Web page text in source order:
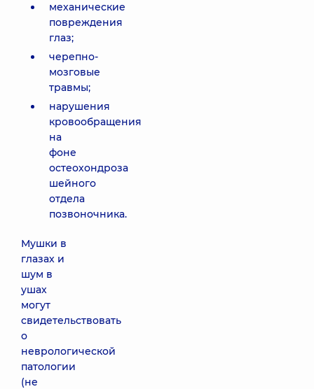
механические
повреждения
глаз;
черепно-
мозговые
травмы;
нарушения
кровообращения
на
фоне
остеохондроза
шейного
отдела
позвоночника.
Мушки в
глазах и
шум в
ушах
могут
свидетельствовать
о
неврологической
патологии
(не